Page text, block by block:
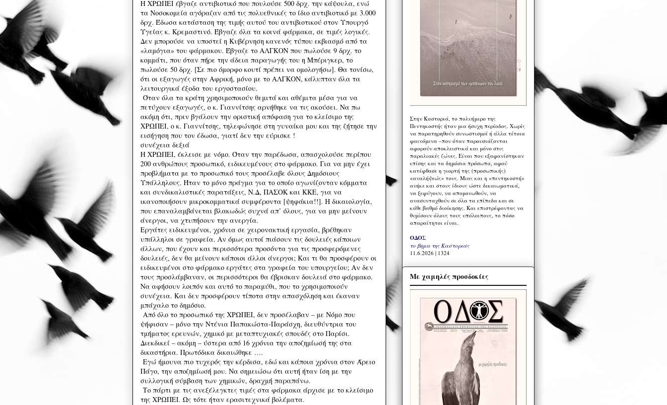
Η ΧΡΩΠΕΙ έβγαζε αντιβιοτικό που πουλούσε 500 δρχ. την κάψουλα, ενώ
τα Νοσοκομεία αγόραζαν από τις πολυεθνικές το ίδιο αντιβιοτικό με 3.000
δρχ. Έδωσα κατάσταση της τιμής αυτού του αντιβιοτικού στον Υπουργό
Υγείας κ. Κρεμαστινό. Έβγαζε όλα τα κοινά φάρμακα, σε τιμές λογικές.
Δεν μπορούσε να υποστεί η Κυβέρνηση κανενός τύπου εκβιασμό από τα
«λαμόγια» του φάρμακου. Έβγαζε το ΑΛΓΚΟΝ που πωλούσε 9 δρχ. το
κομμάτι, που όταν πήρε την άδεια παραγωγής του η Μπέριγκερ, το
πωλούσε 50 δρχ. [Σε πιο όμορφο κουτί πρέπει να ομολογήσω]. Θα τονίσω,
ότι οι εξαγωγές στην Αφρική, μόνο με το ΑΛΓΚΟΝ, κάλυπταν όλα τα
λειτουργικά έξοδα του εργοστασίου.
Όταν όλα τα κράτη χρησιμοποιούν θεμιτά και αθέμιτα μέσα για να
πετύχουν εξαγωγές, ο κ. Γιαννίτσης αρνήθηκε να τις ακούσει. Να πω
ακόμη ότι, πριν βγάλουν την οριστική απόφαση για το κλείσιμο της
ΧΡΩΠΕΙ, ο κ. Γιαννίτσης, τηλεφώνησε στη γυναίκα μου και της ζήτησε την
εισήγηση που τον έδωσα, γιατί δεν την εύρισκε !
συνέχεια δεξιά
Η ΧΡΩΠΕΙ, έκλεισε με νόμο. Όταν την παρέδωσα, απασχολούσε περίπου
200 ανθρώπους προσωπικό, ειδικευμένους στο φάρμακο. Για να μην έχει
προβλήματα με το προσωπικό τους προσέλαβε όλους Δημόσιους
Υπάλληλους. Ήταν το μόνο πράγμα για το οποίο αγωνίζονταν κόμματα
και συνδικαλιστικές παρατάξεις, Ν.Δ, ΠΑΣΟΚ και ΚΚΕ, για να
ικανοποιήσουν μικροκομματικά συμφέροντα [ψηφάκια!!]. Η δικαιολογία,
που επαναλαμβάνεται βλακωδώς συχνά απ’ όλους, για να μην μείνουν
άνεργοι, να χτυπήσουν την ανεργία.
Εργάτες ειδικευμένοι, χρόνια σε χειρονακτική εργασία, βρέθηκαν
υπάλληλοι σε γραφεία. Αν όμως αυτοί πιάσουν τις δουλειές κάποιων
άλλων, που έχουν και περισσότερα προσόντα για τις προσφερόμενες
δουλειές, δεν θα μείνουν κάποιοι άλλοι άνεργοι; Και τι θα προσφέρουν οι
ειδικευμένοι στο φάρμακο εργάτες στα γραφεία του υπουργείου; Αν δεν
τους προσλάμβαναν, οι περισσότεροι θα έβρισκαν δουλειά στο φάρμακο.
Να αφήσουν λοιπόν και αυτό το παραμύθι, που το χρησιμοποιούν
συνέχεια. Και δεν προσφέρουν τίποτα στην απασχόληση και έκαναν
μπάχαλο το δημόσιο.
Από όλο το προσωπικό της ΧΡΩΠΕΙ, δεν προσέλαβαν – με Νόμο που
ψήφισαν – μόνο την Ντένια Παπακώστα-Παράσχη, διευθύντρια του
τμήματος ερευνών, χημικό με μεταπτυχιακές σπουδές στο Παρίσι.
Διεκδικεί – ακόμη – ύστερα από 16 χρόνια την αποζημίωσή της στα
δικαστήρια. Πρωτόδικα δικαιώθηκε ….
Εγώ ήμουνα πιο τυχερός την κέρδισα, εδώ και κάποια χρόνια στον Άρειο
Πάγο, την αποζημίωσή μου. Να σημειώσω ότι αυτή ήταν ίση με την
συλλογική σύμβαση των χημικών, δραχμή παραπάνω.
Το πάρτι με τις ανεξέλεγκτες τιμές στα φάρμακα άρχισε με το κλείσιμο
της ΧΡΩΠΕΙ. Ως τότε ήταν ερασιτεχνικά βολέματα.
Στην Καστοριά, το πολυήμερο της
Πεντηκοστής ήταν μια ήσυχη περίοδος. Χωρίς
να παρατηρηθούν συνωστισμοί ή άλλα τέτοια
φαινόμενα –που όταν παρουσιάζονται
αφορούν αποκλειστικά και μόνο στις
παραλιακές ζώνες. Είναι που εξαφανίστηκαν
επίσης και τα δημόσια πρόσωπα, αφού
κατέφθασε η γιορτή της (προσωπικής)
«αναλήψεώς» τους. Μιας και η «πεντηκοστή»
ανήκε και στους ίδιους ώστε δικαιωματικά,
να ξεφύγουν, να απομονωθούν, να
ανασυνταχθούν σε όλα τα επίπεδα και σε
κάθε βαθμό διοίκησης. Και επιστρέφοντας να
θυμίσουν όλους τους υπόλοιπους, το πόσο
απαραίτητοι είναι.
ΟΔΟΣ
το βήμα της Καστοριάς
11.6.2026 | 1324
Με χαμηλές προσδοκίες